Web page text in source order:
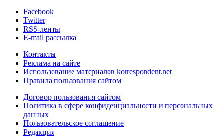
Facebook
Twitter
RSS-ленты
E-mail рассылка
Контакты
Реклама на сайте
Использование материалов korrespondent.net
Правила пользования сайтом
Договор пользования сайтом
Политика в сфере конфиденциальности и персональных
данных
Пользовательское соглашение
Редакция